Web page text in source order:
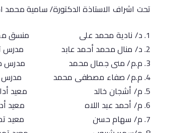
تحت اشراف الاستاذة الدكتورة/ سامية
د/ نادية محمد على منسق
د/ منال محمد أحمد عابد مدرس
م.م/ منى جمال محمد مدرس مساعد
م.م/ صفاء مصطفى محمد مدرس
م/ أشجان خالد معيد أدارة
م/ أحمد عبد اللاه معيد
م/ سهام حسن معيد تمريض